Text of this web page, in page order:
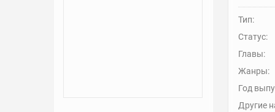
Тип:
Статус:
Главы:
Жанры:
Год
Другие